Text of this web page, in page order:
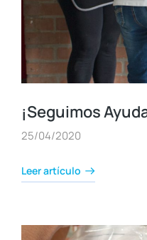
¡Seguimos
25/04/2020
Leer artículo